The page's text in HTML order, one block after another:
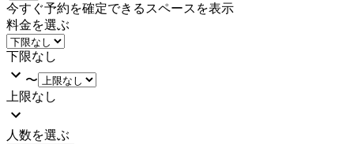
今すぐ予約を確定できるスペースを表示
料金を選ぶ
下限なし
〜
上限なし
人数を選ぶ